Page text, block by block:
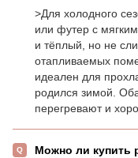
>Для холодного
или футер с
и тёплый, но не
отапливаемых
идеален для
родился зимой.
перегревают и
Можно ли купить